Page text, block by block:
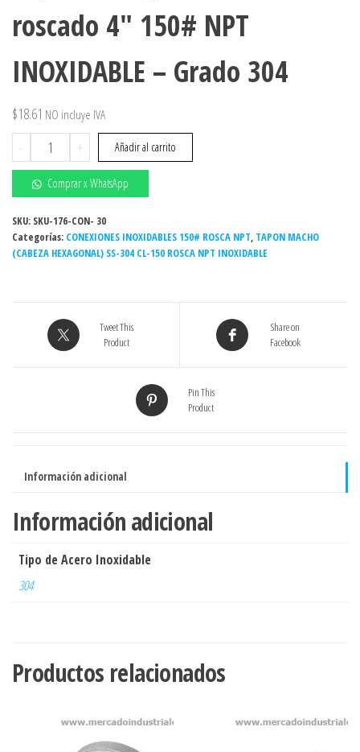
roscado 4″ 150# NPT
INOXIDABLE – Grado 304
$18.61 NO incluye IVA
-
Tapón
hexagonal
macho
roscado
4"
150#
NPT
Grado
cantidad
+ Añadir al carrito
Comprar x WhatsApp
SKU: SKU-176-CON- 30
Categorías: CONEXIONES INOXIDABLES 150# ROSCA NPT, TAPON MACHO
(CABEZA HEXAGONAL) SS-304 CL-150 ROSCA NPT INOXIDABLE
Tweet This
Product
Share on
Facebook
Pin This
Product
Información adicional
Información adicional
Tipo de Acero Inoxidable
304
Productos relacionados